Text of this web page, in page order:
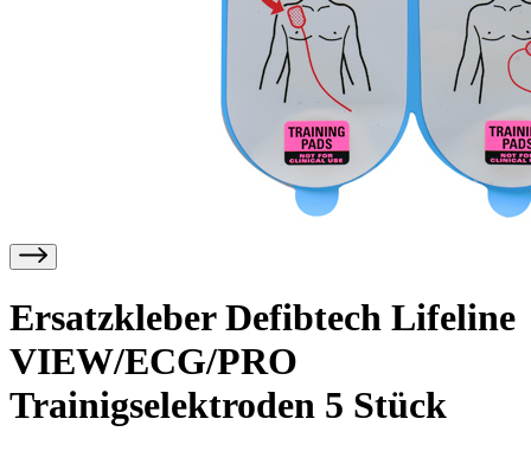
Ersatzkleber Defibtech Lifeline
VIEW/ECG/PRO
Trainigselektroden 5 Stück